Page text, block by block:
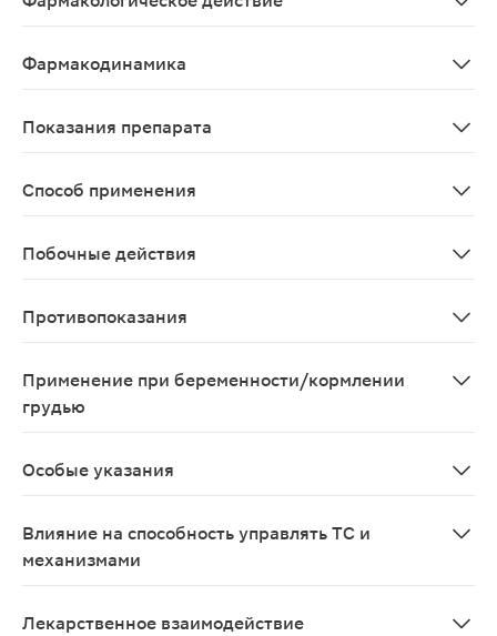
Фармакодинамика
Показания препарата
Способ применения
Побочные действия
Противопоказания
Применение при беременности/кормлении
грудью
Особые указания
Влияние на способность управлять ТС и
механизмами
Лекарственное взаимодействие